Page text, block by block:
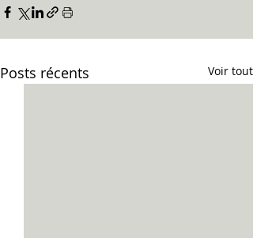
Posts récents Voir tout